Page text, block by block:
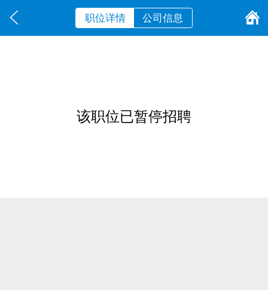
职位详情 公司信息
该职位已暂停招聘